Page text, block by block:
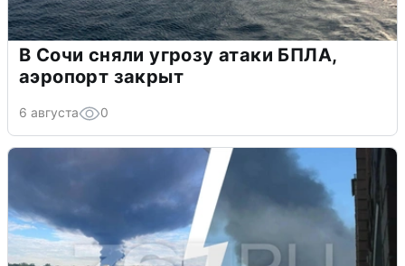
В Сочи сняли угрозу атаки БПЛА,
аэропорт закрыт
6 августа 0